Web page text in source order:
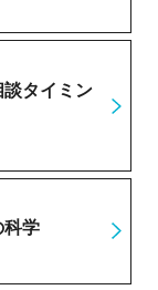
談タイミン
科学